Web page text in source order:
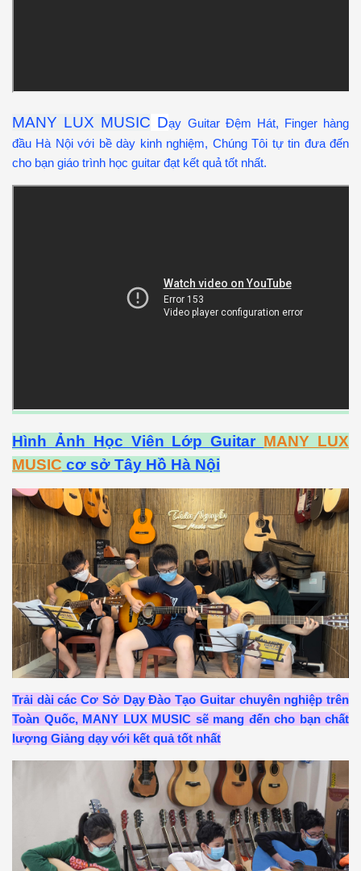
MANY LUX MUSIC Dạy Guitar Đệm Hát, Finger hàng
đầu Hà Nội với bề dày kinh nghiệm, Chúng Tôi tự tin đưa đến
cho bạn giáo trình học guitar đạt kết quả tốt nhất.
Hình Ảnh Học Viên Lớp Guitar MANY LUX
MUSIC cơ sở Tây Hồ Hà Nội
Trải dài các Cơ Sở Dạy Đào Tạo Guitar chuyên nghiệp trên
Toàn Quốc, MANY LUX MUSIC sẽ mang đến cho bạn chất
lượng Giảng dạy với kết quả tốt nhất